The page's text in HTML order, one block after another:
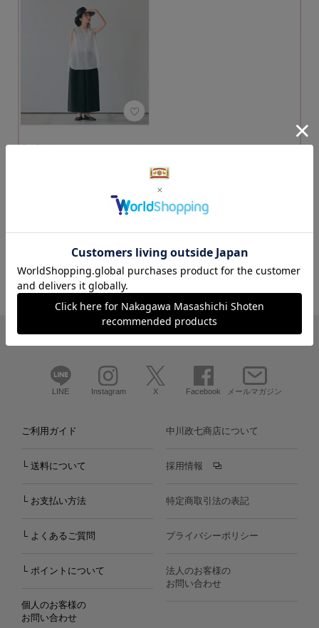
ちぢみのフレアーノ
（税込）
カートに入れる
LINE Instagram X Facebook メールマガジン
ご利用ガイド
└ 送料について
└ お支払い方法
└ よくあるご質問
└ ポイントについて
個人のお客様の
お問い合わせ
中川政七商店について
採用情報
特定商取引法の表記
プライバシーポリシー
法人のお客様の
お問い合わせ